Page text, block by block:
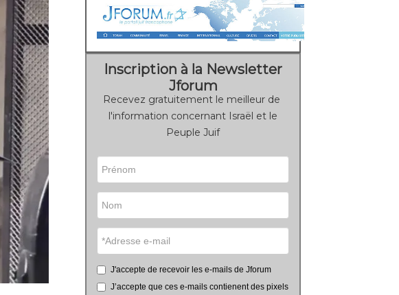
Inscription à la Newsletter
Jforum
Recevez gratuitement le meilleur de
l'information concernant Israël et le
Peuple Juif
J'accepte de recevoir les e-mails de Jforum
J’accepte que ces e-mails contienent des pixels